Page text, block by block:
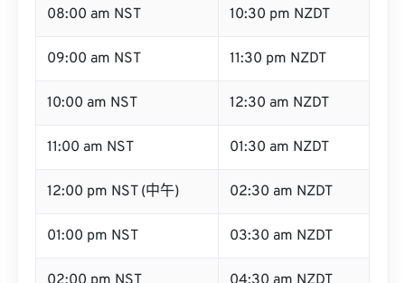
08:00 am NST 10:30 pm NZDT
09:00 am NST 11:30 pm NZDT
10:00 am NST 12:30 am NZDT
11:00 am NST 01:30 am NZDT
12:00 pm NST (中午) 02:30 am NZDT
01:00 pm NST 03:30 am NZDT